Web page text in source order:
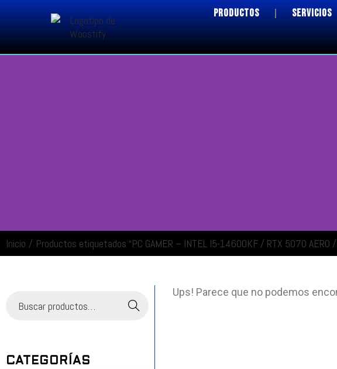
PRODUCTOS SERVICIOS
ENTRAR
Inicio / Productos etiquetados “PC GAMER – INTEL I5-14600KF / RTX 5070 AERO
Buscar
CATEGORÍAS
Ups! Parece que no podemos